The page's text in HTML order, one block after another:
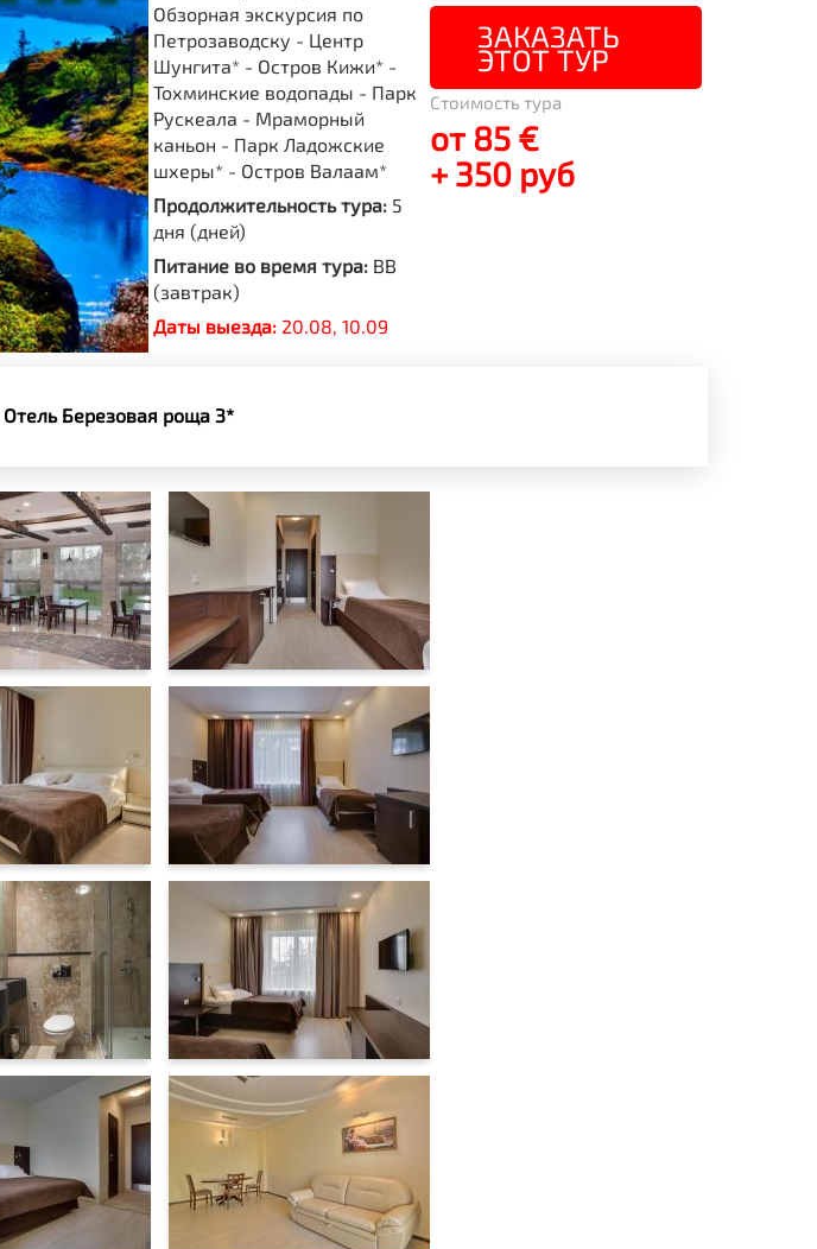
Обзорная экскурсия по
Петрозаводску - Центр
Шунгита* - Остров Кижи* -
Тохминские водопады - Парк
Рускеала - Мраморный
каньон - Парк Ладожские
шхеры* - Остров Валаам*
Продолжительность тура: 5
дня (дней)
Питание во время тура: BB
(завтрак)
Даты выезда: 20.08, 10.09
ЗАКАЗАТЬ
ЭТОТ ТУР
Стоимость тура
от 85 €
+ 350 руб
Березовая роща 3*